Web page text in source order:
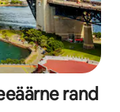
rand